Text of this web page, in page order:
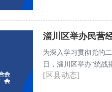
淄川区举办民营
为深入学习贯彻党的
日，淄川区举办“统
接、银企合作与企业
[区县动态]